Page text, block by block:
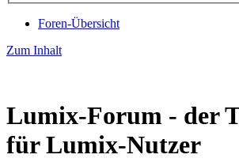
Foren-Übersicht
Zum Inhalt
Lumix-Forum - der
für Lumix-Nutzer